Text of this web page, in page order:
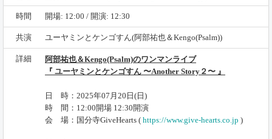
時間 開場: 12:00 / 開演: 12:30
共演 ユーヤミンとケンゴすん(阿部祐也＆Kengo(Psalm))
詳細
阿部祐也＆Kengo(Psalm)のワンマンライブ
『 ユーヤミンとケンゴすん 〜Another Story２〜 』
日 時：2025年07月20日(日)
時 間：12:00開場 12:30開演
会 場：国分寺GiveHearts ( https://www.give-hearts.co.jp )